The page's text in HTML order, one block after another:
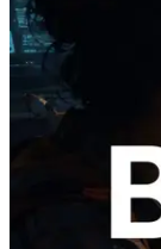
Validators
Block
Lesen Sie diesen